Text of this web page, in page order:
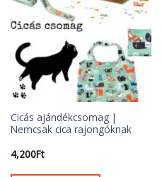
Cicás ajándékcsomag |
Nemcsak cica rajongóknak
4,200Ft